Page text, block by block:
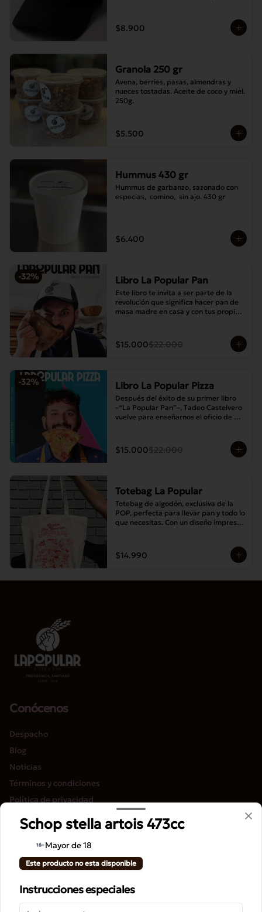
$8.900
Granola 250 gr
Avena, berries, pasas, almendras y
nueces tostadas. Aceite de coco y miel.
250g.
$5.500
Hummus 430 gr
Hummus de garbanzo, sazonado con
especias,  comino,  sin ajo. 430 gr
$6.400
-32% Libro La Popular Pan
Este libro te invita a ser parte de la
revolución que significa hacer pan de
masa madre en casa y con tus propias
$15.000$22.000
-32% Libro La Popular Pizza
Después del éxito de su primer libro
–“La Popular Pan”–, Tadeo Castelvero
vuelve para enseñarnos el oficio de
familia.
$15.000$22.000
Totebag La Popular
Totebag de algodón, exclusiva de la
POP, perfecta para llevar pan y todo lo
que necesitas. Con un diseño impreso
$14.990
Conócenos
Despacho
Blog
Noticias
Términos y condiciones
Política de privacidad
Redes sociales
Instagram
Facebook
Mi cuenta
Schop stella artois 473cc
Mayor de 18
Este producto no esta disponible
Instrucciones especiales